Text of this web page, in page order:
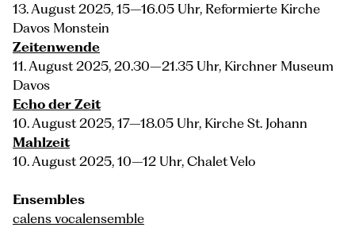
13. August 2025, 15–16.05 Uhr, Reformierte Kirche
Davos Monstein
Zeitenwende
11. August 2025, 20.30–21.35 Uhr, Kirchner Museum
Davos
Echo der Zeit
10. August 2025, 17–18.05 Uhr, Kirche St. Johann
Mahlzeit
10. August 2025, 10–12 Uhr, Chalet Velo
Ensembles
calens vocalensemble